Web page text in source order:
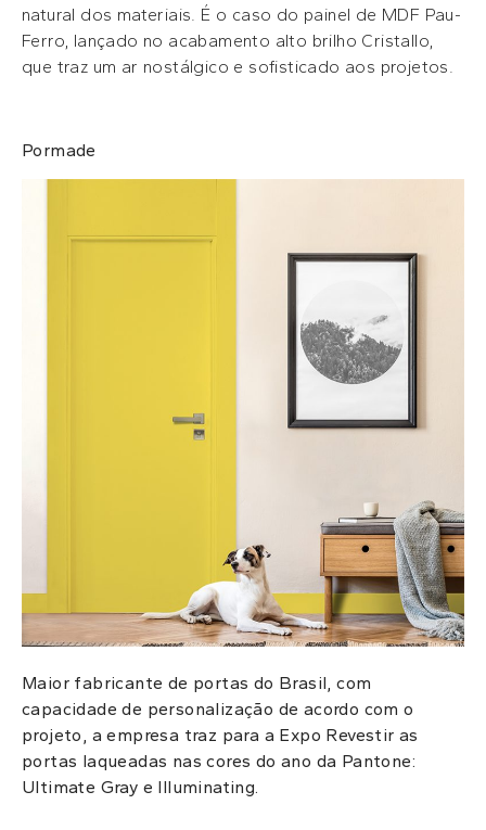
natural dos materiais. É o caso do painel de MDF Pau-
Ferro, lançado no acabamento alto brilho Cristallo,
que traz um ar nostálgico e sofisticado aos projetos.
Pormade
Maior fabricante de portas do Brasil, com
capacidade de personalização de acordo com o
projeto, a empresa traz para a Expo Revestir as
portas laqueadas nas cores do ano da Pantone:
Ultimate Gray e Illuminating.